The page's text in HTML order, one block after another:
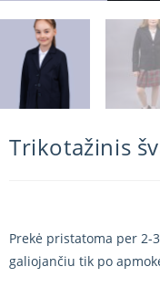
Trikotažinis
Prekė pristatoma per 2-
galiojančiu tik po